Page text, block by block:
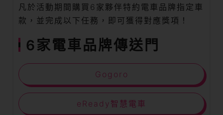
凡於活動期間購買6家夥伴特約電車品牌指定車
款，並完成以下任務，即可獲得對應獎項！
6家電車品牌傳送門
Gogoro
eReady智慧電車